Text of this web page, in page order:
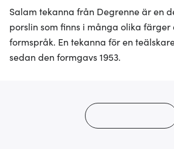
Salam tekanna från Degrenne är en
porslin som finns i många olika färger
formspråk. En tekanna för en
sedan den formgavs 1953.